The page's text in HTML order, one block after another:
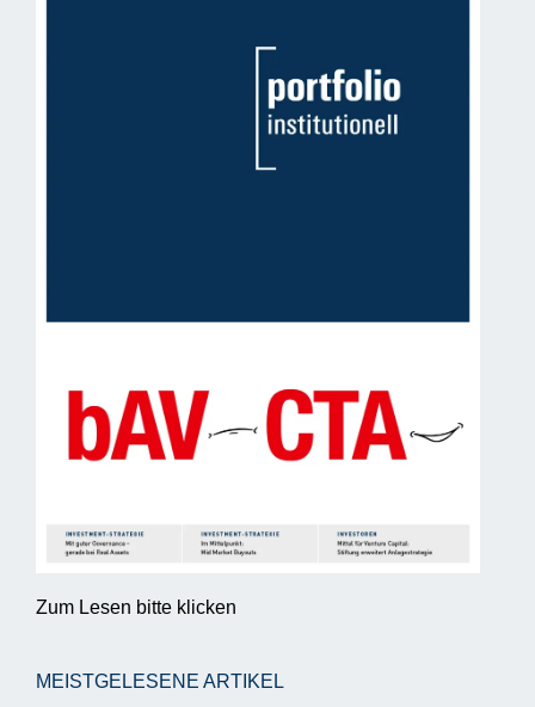
Zum Lesen bitte klicken
MEISTGELESENE ARTIKEL